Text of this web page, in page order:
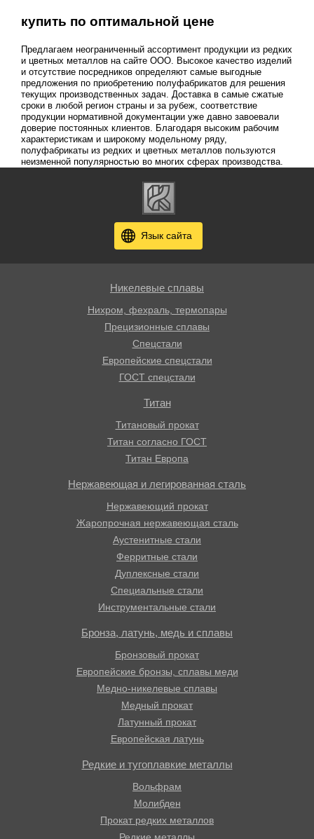
купить по оптимальной цене
Предлагаем неограниченный ассортимент продукции из редких
и цветных металлов на сайте ООО. Высокое качество изделий
и отсутствие посредников определяют самые выгодные
предложения по приобретению полуфабрикатов для решения
текущих производственных задач. Доставка в самые сжатые
сроки в любой регион страны и за рубеж, соответствие
продукции нормативной документации уже давно завоевали
доверие постоянных клиентов. Благодаря высоким рабочим
характеристикам и широкому модельному ряду,
полуфабрикаты из редких и цветных металлов пользуются
неизменной популярностью во многих сферах производства.
Язык сайта
Никелевые сплавы
Нихром, фехраль, термопары
Прецизионные сплавы
Спецстали
Европейские спецстали
ГОСТ спецстали
Титан
Титановый прокат
Титан согласно ГОСТ
Титан Европа
Нержавеющая и легированная сталь
Нержавеющий прокат
Жаропрочная нержавеющая сталь
Аустенитные стали
Ферритные стали
Дуплексные стали
Специальные стали
Инструментальные стали
Бронза, латунь, медь и сплавы
Бронзовый прокат
Европейские бронзы, сплавы меди
Медно-никелевые сплавы
Медный прокат
Латунный прокат
Европейская латунь
Редкие и тугоплавкие металлы
Вольфрам
Молибден
Прокат редких металлов